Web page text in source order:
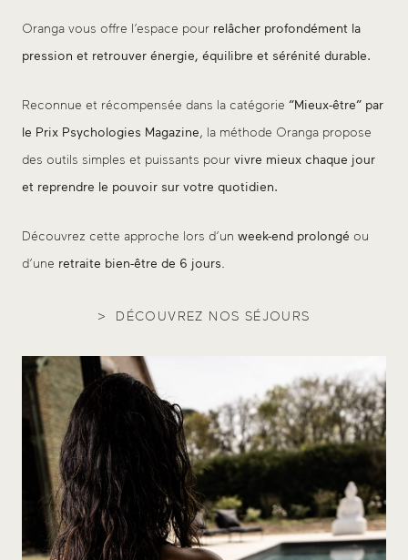
Oranga vous offre l’espace pour relâcher profondément la
pression et retrouver énergie, équilibre et sérénité durable.
Reconnue et récompensée dans la catégorie “Mieux-être” par
le Prix Psychologies Magazine, la méthode Oranga propose
des outils simples et puissants pour vivre mieux chaque jour
et reprendre le pouvoir sur votre quotidien.
Découvrez cette approche lors d’un week-end prolongé ou
d’une retraite bien-être de 6 jours.
DÉCOUVREZ NOS SÉJOURS